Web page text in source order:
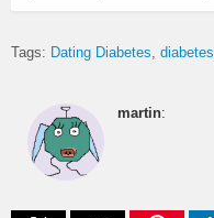
Tags: Dating Diabetes diabetes
martin: